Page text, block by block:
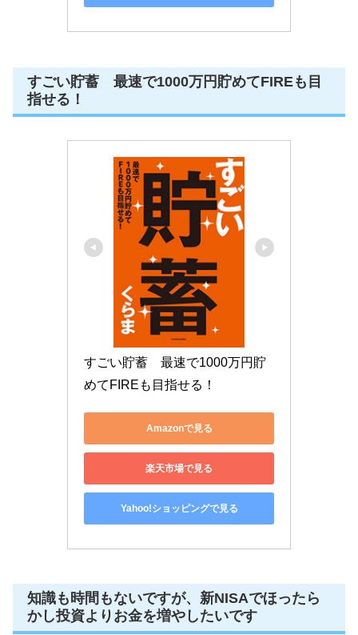
すごい貯蓄 最速で1000万円貯めてFIREも目
指せる！
すごい貯蓄　最速で1000万円貯
めてFIREも目指せる！
Amazonで見る
楽天市場で見る
Yahoo!ショッピングで見る
知識も時間もないですが、新NISAでほったら
かし投資よりお金を増やしたいです